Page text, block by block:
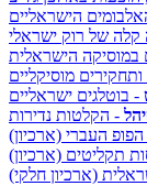
הישראליים
של רוק ישראלי
במוסיקה הישראלית
ותחקירים מוסיקליים
- בוטלגים ישראליים
- הקלטות נדירות
העברי (ארכיון)
תקליטים (ארכיון)
(ארכיון חלקי)